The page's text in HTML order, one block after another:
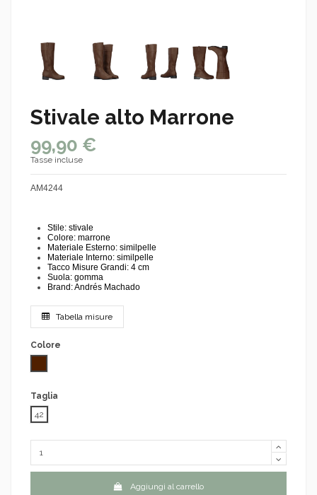
Stivale alto Marrone
99,90 €
Tasse incluse
AM4244
Stile: stivale
Colore: marrone
Materiale Esterno: similpelle
Materiale Interno: similpelle
Tacco Misure Grandi: 4 cm
Suola: gomma
Brand: Andrés Machado
Tabella misure
Colore
Taglia
42
Aggiungi al carrello